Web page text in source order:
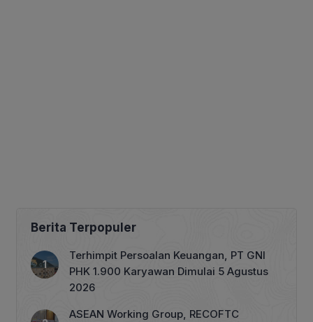
Berita Terpopuler
Terhimpit Persoalan Keuangan, PT GNI
PHK 1.900 Karyawan Dimulai 5 Agustus
2026
ASEAN Working Group, RECOFTC